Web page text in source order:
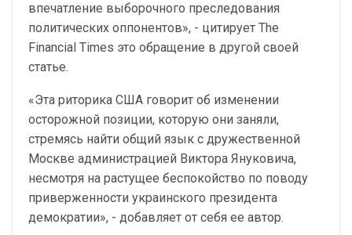
впечатление выборочного преследования
политических оппонентов», - цитирует The
Financial Times это обращение в другой своей
статье.
«Эта риторика США говорит об изменении
осторожной позиции, которую они заняли,
стремясь найти общий язык с дружественной
Москве администрацией Виктора Януковича,
несмотря на растущее беспокойство по поводу
приверженности украинского президента
демократии», - добавляет от себя ее автор.